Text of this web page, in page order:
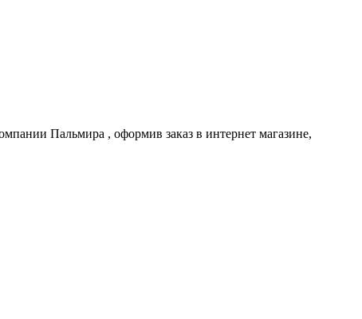
Пальмира , оформив заказ в интернет магазине,